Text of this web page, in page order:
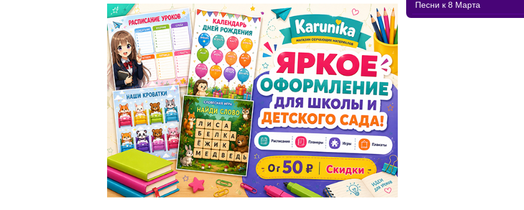
Песни к 8 Марта